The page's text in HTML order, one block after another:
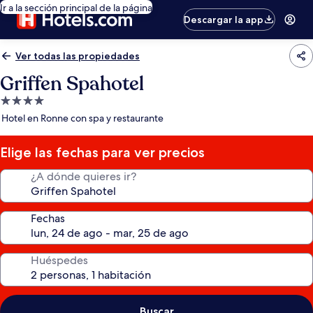
Ir a la sección principal de la página
Descargar la app
Ver todas las propiedades
Griffen Spahotel
Propiedad
de
estrellas
Hotel en Ronne con spa y restaurante
Elige las fechas para ver precios
¿A dónde quieres ir?
Fechas
Huéspedes